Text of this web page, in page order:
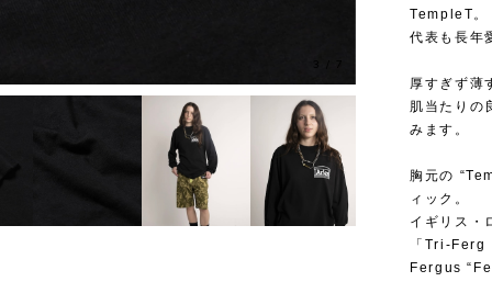
TempleT。
代表も長年
厚すぎず薄
肌当たりの
みます。
胸元の
ィック。
イギリス
「Tri-Ferg
Fergus